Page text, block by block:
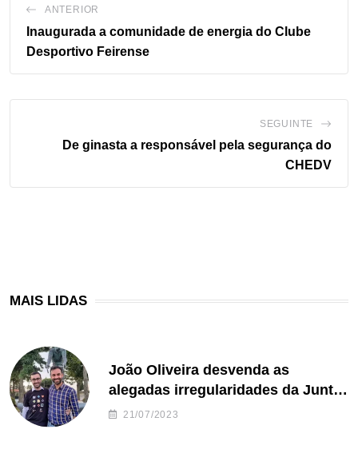
ANTERIOR
Inaugurada a comunidade de energia do Clube
Desportivo Feirense
SEGUINTE
De ginasta a responsável pela segurança do
CHEDV
MAIS LIDAS
João Oliveira desvenda as
alegadas irregularidades da Junta
de Freguesia S. João de Ver
21/07/2023